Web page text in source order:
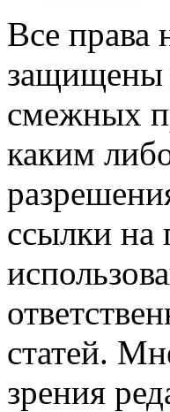
Все права
защищены
смежных
каким
ссылки на
статей.
зрения